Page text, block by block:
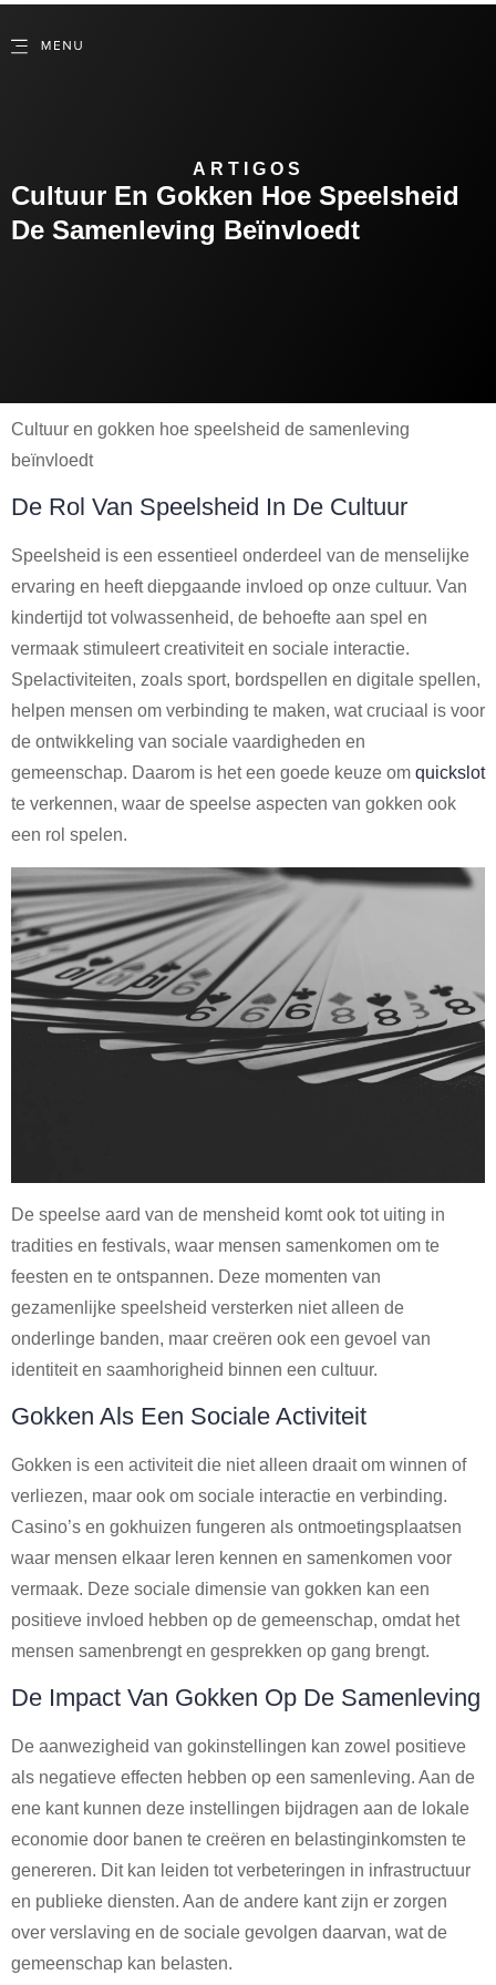
ARTIGOS
Cultuur En Gokken Hoe Speelsheid
De Samenleving Beïnvloedt
Cultuur en gokken hoe speelsheid de samenleving
beïnvloedt
De Rol Van Speelsheid In De Cultuur
Speelsheid is een essentieel onderdeel van de menselijke
ervaring en heeft diepgaande invloed op onze cultuur. Van
kindertijd tot volwassenheid, de behoefte aan spel en
vermaak stimuleert creativiteit en sociale interactie.
Spelactiviteiten, zoals sport, bordspellen en digitale spellen,
helpen mensen om verbinding te maken, wat cruciaal is voor
de ontwikkeling van sociale vaardigheden en
gemeenschap. Daarom is het een goede keuze om quickslot
te verkennen, waar de speelse aspecten van gokken ook
een rol spelen.
De speelse aard van de mensheid komt ook tot uiting in
tradities en festivals, waar mensen samenkomen om te
feesten en te ontspannen. Deze momenten van
gezamenlijke speelsheid versterken niet alleen de
onderlinge banden, maar creëren ook een gevoel van
identiteit en saamhorigheid binnen een cultuur.
Gokken Als Een Sociale Activiteit
Gokken is een activiteit die niet alleen draait om winnen of
verliezen, maar ook om sociale interactie en verbinding.
Casino’s en gokhuizen fungeren als ontmoetingsplaatsen
waar mensen elkaar leren kennen en samenkomen voor
vermaak. Deze sociale dimensie van gokken kan een
positieve invloed hebben op de gemeenschap, omdat het
mensen samenbrengt en gesprekken op gang brengt.
De Impact Van Gokken Op De Samenleving
De aanwezigheid van gokinstellingen kan zowel positieve
als negatieve effecten hebben op een samenleving. Aan de
ene kant kunnen deze instellingen bijdragen aan de lokale
economie door banen te creëren en belastinginkomsten te
genereren. Dit kan leiden tot verbeteringen in infrastructuur
en publieke diensten. Aan de andere kant zijn er zorgen
over verslaving en de sociale gevolgen daarvan, wat de
gemeenschap kan belasten.